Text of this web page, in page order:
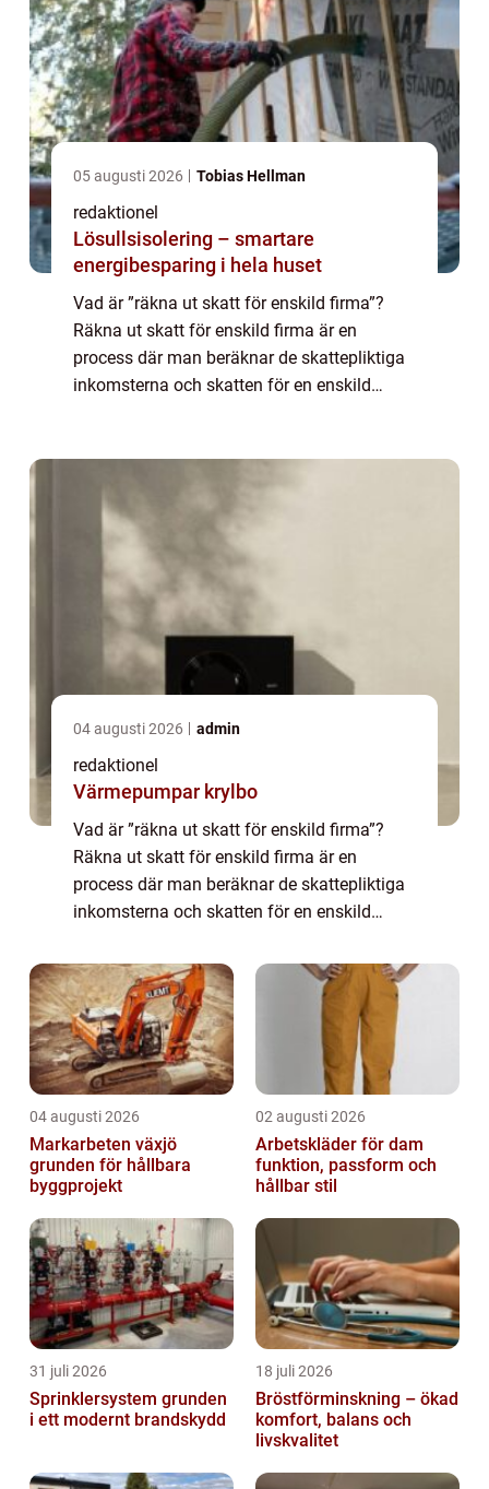
05 augusti 2026 Tobias Hellman
redaktionel
Lösullsisolering – smartare
energibesparing i hela huset
Vad är ”räkna ut skatt för enskild firma”?
Räkna ut skatt för enskild firma är en
process där man beräknar de skattepliktiga
inkomsterna och skatten för en enskild
04 augusti 2026 admin
redaktionel
Värmepumpar krylbo
Vad är ”räkna ut skatt för enskild firma”?
Räkna ut skatt för enskild firma är en
process där man beräknar de skattepliktiga
inkomsterna och skatten för en enskild
verksamhet som en enskild fi...
04 augusti 2026
Markarbeten växjö
grunden för hållbara
byggprojekt
02 augusti 2026
Arbetskläder för dam
funktion, passform och
hållbar stil
31 juli 2026
Sprinklersystem grunden
i ett modernt brandskydd
18 juli 2026
Bröstförminskning – ökad
komfort, balans och
livskvalitet